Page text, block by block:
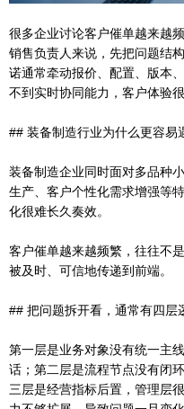
很多企业讨论客户催单越来越
销售负责人来说，先把问题结
诺通常牵动报价、配置、版本
不到实时协同能力，客户体验
## 装备制造行业为什么更容易
装备制造企业同时面对多品种
生产、客户个性化需求增强等
化很难长久奏效。
客户催单越来越频繁，往往不
被及时、可信地传递到前端。
## 把问题拆开看，通常有四层
第一层是业务对象没有统一主
话；第二层是流程节点没有闭
三层是经营指标后置，管理层